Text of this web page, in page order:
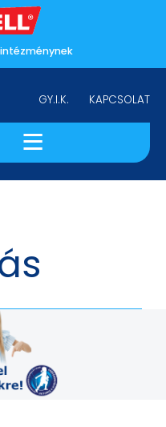
≡
ÖN?
GY.I.K. KAPCSOLAT